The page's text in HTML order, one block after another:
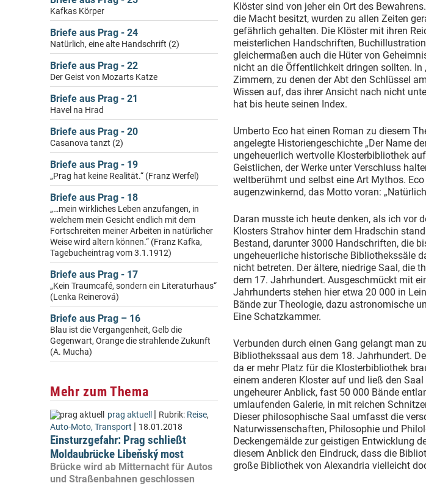
Kafkas Körper
Briefe aus Prag - 24
Natürlich, eine alte Handschrift (2)
Briefe aus Prag - 22
Der Geist von Mozarts Katze
Briefe aus Prag - 21
Havel na Hrad
Briefe aus Prag - 20
Casanova tanzt (2)
Briefe aus Prag - 19
„Prag hat keine Realität.“ (Franz Werfel)
Briefe aus Prag - 18
„…mein wirkliches Leben anzufangen, in
welchem mein Gesicht endlich mit dem
Fortschreiten meiner Arbeiten in natürlicher
Weise wird altern können.“ (Franz Kafka,
Tagebucheintrag vom 3.1.1912)
Briefe aus Prag - 17
„Kein Traumcafé, sondern ein Literaturhaus“
(Lenka Reinerová)
Briefe aus Prag – 16
Blau ist die Vergangenheit, Gelb die
Gegenwart, Orange die strahlende Zukunft
(A. Mucha)
Mehr zum Thema
prag aktuell | Rubrik: Reise,
Auto-Moto, Transport | 18.01.2018
Einsturzgefahr: Prag schließt
Moldaubrücke Libeňský most
Brücke wird ab Mitternacht für Autos
und Straßenbahnen geschlossen
Klöster sind von jeher ein Ort des
die Macht besitzt, wurden zu allen Zeiten
gefährlich gehalten. Die Klöster mit ihren
meisterlichen Handschriften,
gleichermaßen auch die Hüter von
nicht an die Öffentlichkeit dringen sollten. In
Zimmern, zu denen der Abt den Schlüssel
Wissen auf, das ihrer Ansicht nach nicht
hat bis heute seinen Index.
Umberto Eco hat einen Roman zu diesem
angelegte Historiengeschichte „Der Name
ungeheuerlich wertvolle Klosterbibliothek
Geistlichen, der Werke unter Verschluss
weltberühmt und selbst eine Art Mythos.
augenzwinkernd, das Motto voran:
Daran musste ich heute denken, als ich vor
Klosters Strahov hinter dem Hradschin
Bestand, darunter 3000 Handschriften, die
ungeheuerliche historische Bibliothekssäle
nicht betreten. Der ältere, niedrige Saal, die
dem 17. Jahrhundert. Ausgeschmückt mit
Jahrhunderts stehen hier etwa 20 000 in
Bände zur Theologie, dazu astronomische
Eine Schatzkammer.
Verbunden durch einen Gang gelangt man
Bibliothekssaal aus dem 18. Jahrhundert.
da er mehr Platz für die Klosterbibliothek
einem anderen Kloster auf und ließ den
ungeheurer Anblick, fast 50 000 Bände
umlaufenden Galerie, in mit reichen
Dieser philosophische Saal umfasst die
Naturwissenschaften, Philosophie und
Deckengemälde zur geistigen Entwicklung
diesem Anblick den Eindruck, dass die
große Bibliothek von Alexandria vielleicht